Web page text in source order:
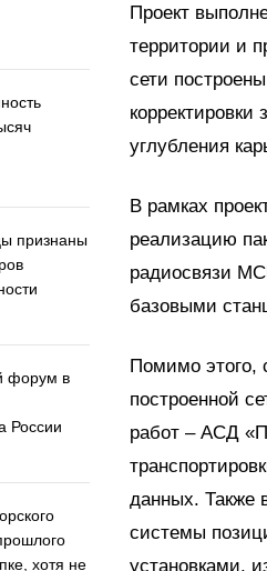
признаны
форум в
России
хотя не
Проект
территории и
сети
углубления
В рамках
реализацию
радиосвязи
базовыми
Помимо этого,
построенной
работ – АСД
данных. Также
системы
установками,